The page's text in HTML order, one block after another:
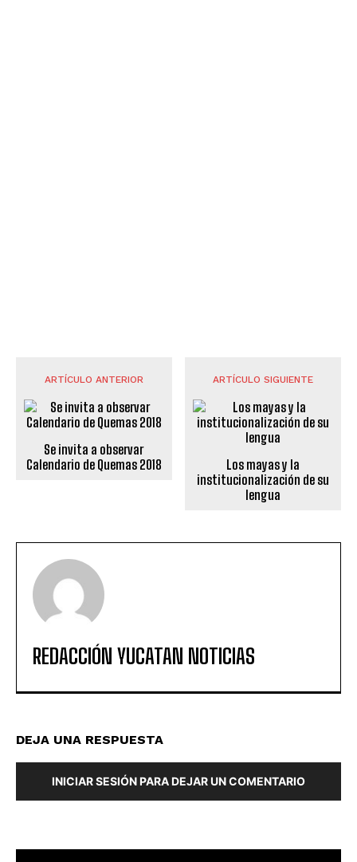
ARTÍCULO ANTERIOR
Se invita a observar
Calendario de Quemas 2018
ARTÍCULO SIGUIENTE
Los mayas y la
institucionalización de su
lengua
REDACCIÓN YUCATAN NOTICIAS
DEJA UNA RESPUESTA
INICIAR SESIÓN PARA DEJAR UN COMENTARIO